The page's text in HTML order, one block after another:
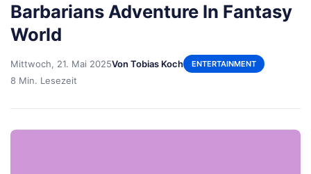
Barbarians Adventure In Fantasy
World
Mittwoch, 21. Mai 2025Von Tobias Koch ENTERTAINMENT
8 Min. Lesezeit